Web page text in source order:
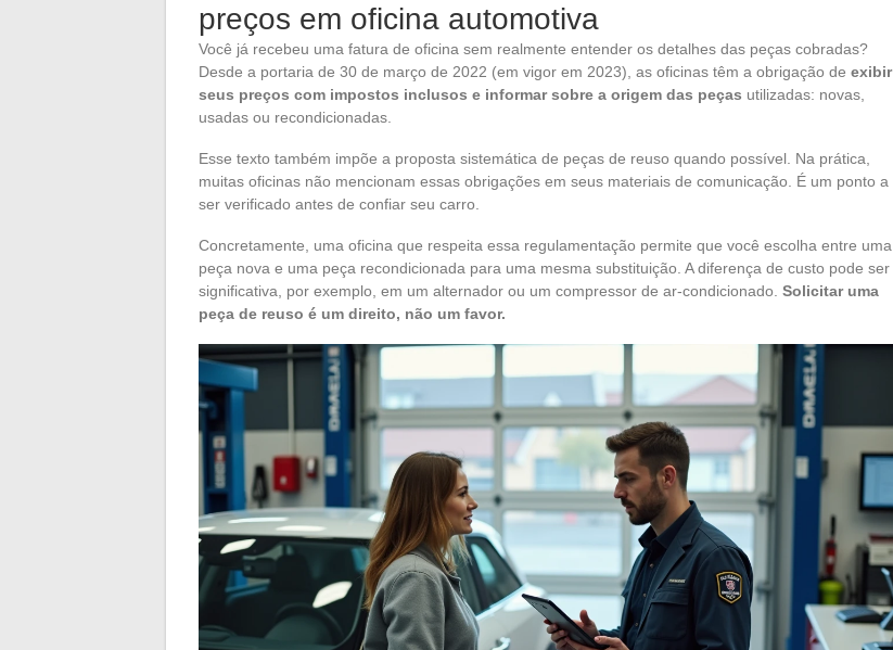
preços em oficina automotiva
Você já recebeu uma fatura de oficina sem realmente entender os detalhes das peças cobradas?
Desde a portaria de 30 de março de 2022 (em vigor em 2023), as oficinas têm a obrigação de exibir
seus preços com impostos inclusos e informar sobre a origem das peças utilizadas: novas,
usadas ou recondicionadas.
Esse texto também impõe a proposta sistemática de peças de reuso quando possível. Na prática,
muitas oficinas não mencionam essas obrigações em seus materiais de comunicação. É um ponto a
ser verificado antes de confiar seu carro.
Concretamente, uma oficina que respeita essa regulamentação permite que você escolha entre uma
peça nova e uma peça recondicionada para uma mesma substituição. A diferença de custo pode ser
significativa, por exemplo, em um alternador ou um compressor de ar-condicionado. Solicitar uma
peça de reuso é um direito, não um favor.